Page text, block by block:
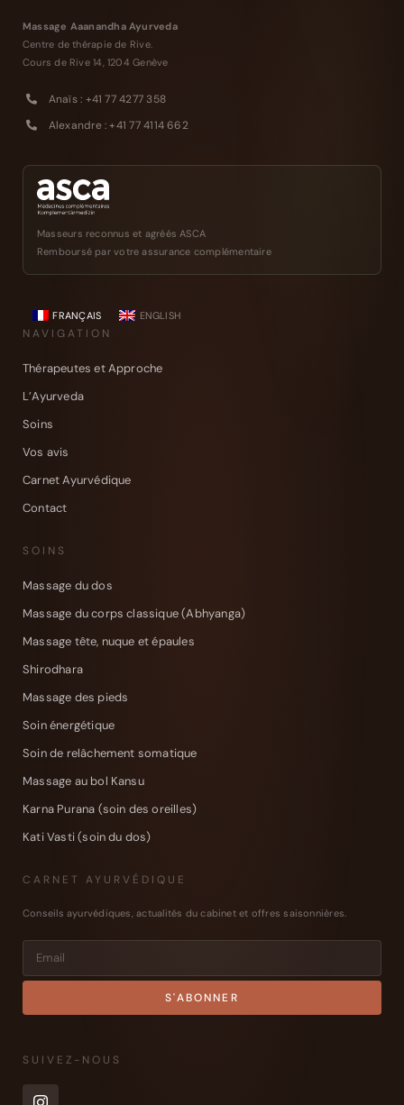
Massage Aaanandha Ayurveda
Centre de thérapie de Rive.
Cours de Rive 14, 1204 Genève
Anaïs : +41 77 4277 358
Alexandre : +41 77 4114 662
Masseurs reconnus et agréés ASCA
Remboursé par votre assurance complémentaire
FRANÇAIS ENGLISH
NAVIGATION
Thérapeutes et Approche
L’Ayurveda
Soins
Vos avis
Carnet Ayurvédique
Contact
SOINS
Massage du dos
Massage du corps classique (Abhyanga)
Massage tête, nuque et épaules
Shirodhara
Massage des pieds
Soin énergétique
Soin de relâchement somatique
Massage au bol Kansu
Karna Purana (soin des oreilles)
Kati Vasti (soin du dos)
CARNET AYURVÉDIQUE
Conseils ayurvédiques, actualités du cabinet et offres saisonnières.
SUIVEZ-NOUS